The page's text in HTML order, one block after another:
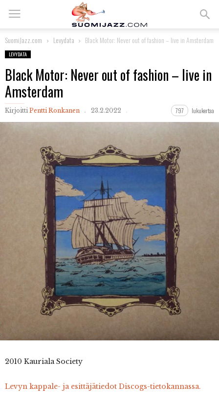
SuomiJazz.com Levydata Black Motor: Never out of fashion – live in Amsterdam
LEVYDATA
Black Motor: Never out of fashion – live in
Amsterdam
Kirjoitti Pentti Ronkanen 23.2.2022 797 lukukertaa
2010 Kauriala Society
Levyn kappale- ja esittäjätiedot Discogs-tietokannassa.